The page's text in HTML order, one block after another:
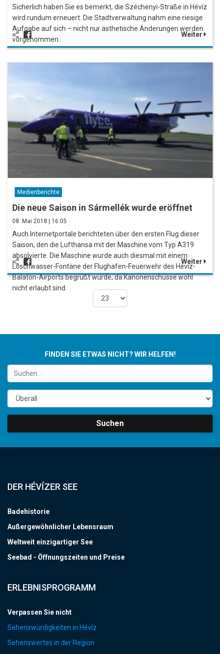
Sicherlich haben Sie es bemerkt, die Széchenyi-Straße in Hévíz
wird rundum erneuert. Die Stadtverwaltung nahm eine riesige
Aufgabe auf sich – nicht nur ästhetische Änderungen werden
vorgenommen.
Weiter
Medienberichte
Die neue Saison in Sármellék wurde eröffnet
08. Mai 2018 | 16:05
Auch Internetportale berichteten über den ersten Flug dieser
Saison, den die Lufthansa mit der Maschine vom Typ A319
absolvierte. Die Maschine wurde auch diesmal mit einem
Löschwasser-Fontäne der Flughafen-Feuerwehr des Hévíz-
Balaton-Airports begrüßt wurde, da Kanonenschüsse wohl
nicht erlaubt sind.
Weiter
FINDEN SIE ETWAS NICHT? WIR HELFEN!
Suchen
DER HÉVÍZER SEE
Badehistorie
Außergewöhnlicher Lebensraum
Weltweit einzigartiger See
Seebad - Öffnungszeiten und Preise
ERLEBNISPROGRAMM
Verpassen Sie nicht
Sehenswürdigkeiten in Hévíz
Sehenswertes in der Region